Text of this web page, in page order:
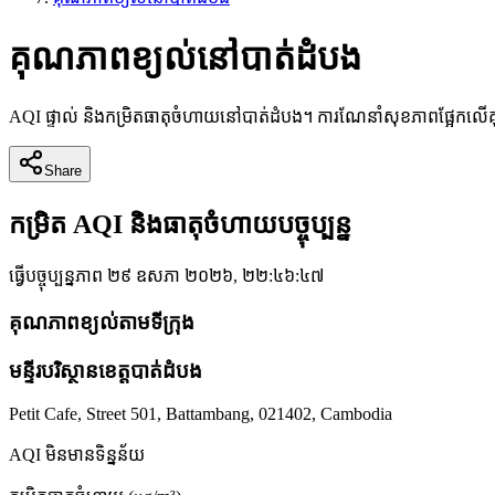
គុណភាពខ្យល់នៅបាត់ដំបង
AQI ផ្ទាល់ និងកម្រិតធាតុចំហាយនៅបាត់ដំបង។ ការណែនាំសុខភាពផ្អែកលើ
Share
កម្រិត AQI និងធាតុចំហាយបច្ចុប្បន្ន
ធ្វើបច្ចុប្បន្នភាព ២៩ ឧសភា ២០២៦, ២២:៤៦:៤៧
គុណភាពខ្យល់តាមទីក្រុង
មន្ទីរបរិស្ថានខេត្តបាត់ដំបង
Petit Cafe, Street 501, Battambang, 021402, Cambodia
AQI មិនមានទិន្នន័យ